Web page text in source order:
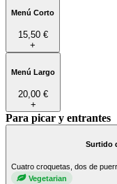
Menú Corto
15,50 €
+
Menú Largo
20,00 €
+
Para picar y entrantes
Surtido
Cuatro croquetas, dos de
Vegetarian